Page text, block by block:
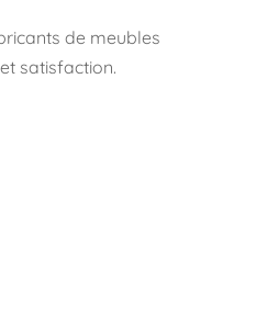
de meubles
satisfaction.